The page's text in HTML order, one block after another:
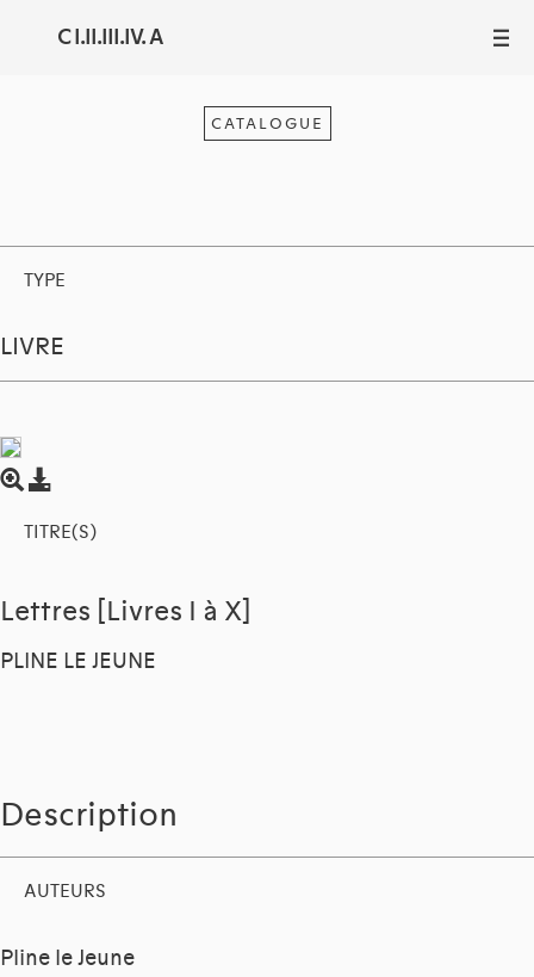
C I.II.III.IV. A III
CATALOGUE
TYPE
LIVRE
TITRE(S)
Lettres [Livres I à X]
PLINE LE JEUNE
Description
AUTEURS
Pline le Jeune